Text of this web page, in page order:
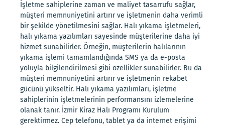
İşletme sahiplerine zaman ve maliyet tasarrufu sağlar,
müşteri memnuniyetini artırır ve işletmenin daha verimli
bir şekilde yönetilmesini sağlar. Halı yıkama işletmeleri,
halı yıkama yazılımları sayesinde müşterilerine daha iyi
hizmet sunabilirler. Örneğin, müşterilerin halılarının
yıkama işlemi tamamlandığında SMS ya da e-posta
yoluyla bilgilendirilmesi gibi özellikler sunabilirler. Bu da
müşteri memnuniyetini artırır ve işletmenin rekabet
gücünü yükseltir. Halı yıkama yazılımları, işletme
sahiplerinin işletmelerinin performansını izlemelerine
olanak tanır. İzmir Kiraz Halı Programı Kurulum
gerektirmez. Cep telefonu, tablet ya da internet erişimi